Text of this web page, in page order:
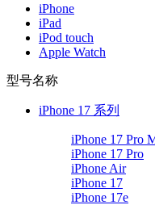
iPhone
iPad
iPod touch
Apple Watch
型号名称
iPhone 17 系列
iPhone 17 Pro
iPhone 17 Pro
iPhone Air
iPhone 17
iPhone 17e